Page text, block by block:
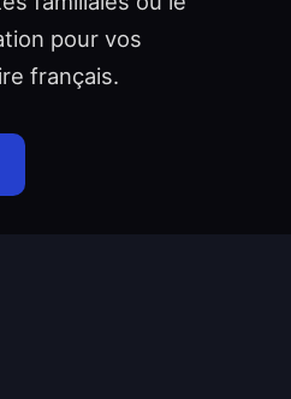
pour vos
français.